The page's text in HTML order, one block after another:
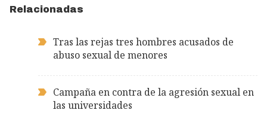
Relacionadas
Tras las rejas tres hombres acusados de
abuso sexual de menores
Campaña en contra de la agresión sexual en
las universidades